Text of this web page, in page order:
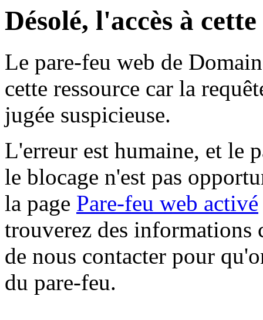
Désolé, l'accès à
Le pare-feu web de
cette ressource car la
jugée suspicieuse.
L'erreur est humaine, et le
le blocage n'est pas
la page Pare-feu web activé
trouverez des informations
de nous contacter pour
du pare-feu.